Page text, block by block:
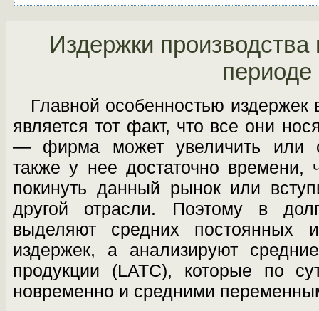
Издержки производства
периоде
Главной особенностью издержек
яв­ляется тот факт, что все они
— фир­ма может увеличить или
также у нее достаточно времени,
покинуть данный ры­нок или
другой отрасли. Поэтому в
выделяют средних постоянных
издержек, а анализируют
продукции (LATC), которые по
новременно и средними